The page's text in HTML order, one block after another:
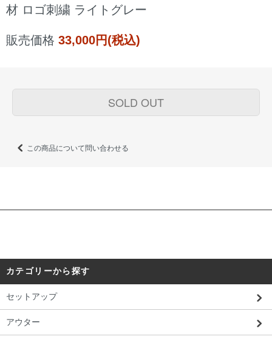
材 ロゴ刺繍 ライトグレー
販売価格 33,000円(税込)
SOLD OUT
この商品について問い合わせる
カテゴリーから探す
セットアップ
アウター